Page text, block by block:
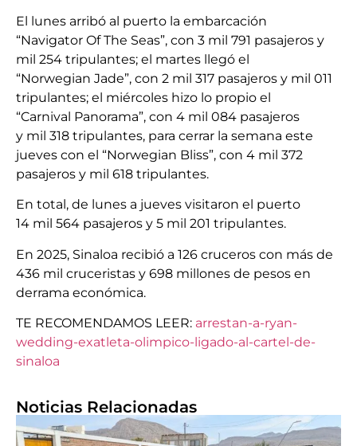
El lunes arribó al puerto la embarcación
“Navigator Of The Seas”, con 3 mil 791 pasajeros y
mil 254 tripulantes; el martes llegó el
“Norwegian Jade”, con 2 mil 317 pasajeros y mil 011
tripulantes; el miércoles hizo lo propio el
“Carnival Panorama”, con 4 mil 084 pasajeros
y mil 318 tripulantes, para cerrar la semana este
jueves con el “Norwegian Bliss”, con 4 mil 372
pasajeros y mil 618 tripulantes.
En total, de lunes a jueves visitaron el puerto
14 mil 564 pasajeros y 5 mil 201 tripulantes.
En 2025, Sinaloa recibió a 126 cruceros con más de
436 mil cruceristas y 698 millones de pesos en
derrama económica.
TE RECOMENDAMOS LEER: arrestan-a-ryan-
wedding-exatleta-olimpico-ligado-al-cartel-de-
sinaloa
Noticias Relacionadas